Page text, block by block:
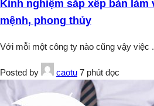
Kinh nghiệm sắp xếp bàn
mệnh, phong thủy
Với mỗi một công ty nào cũng vậy việc
Posted by caotu 7 phút đọc